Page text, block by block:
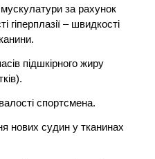
за рахунок
гіперплазії – швидкості
підшкірного жиру
спортсмена.
нових судин у тканинах